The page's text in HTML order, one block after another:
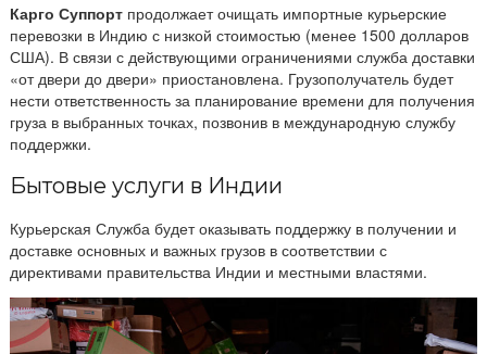
Карго Суппорт продолжает очищать импортные курьерские
перевозки в Индию с низкой стоимостью (менее 1500 долларов
США). В связи с действующими ограничениями служба доставки
«от двери до двери» приостановлена. Грузополучатель будет
нести ответственность за планирование времени для получения
груза в выбранных точках, позвонив в международную службу
поддержки.
Бытовые услуги в Индии
Курьерская Служба будет оказывать поддержку в получении и
доставке основных и важных грузов в соответствии с
директивами правительства Индии и местными властями.